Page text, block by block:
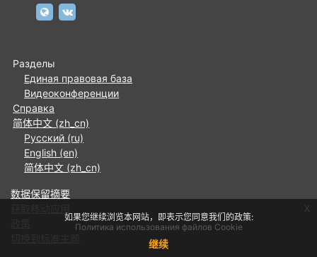
https://www.samgups.ru
Разделы
Единая правовая база
Видеоконференции
Справка
简体中文 ‎(zh_cn)‎
Русский ‎(ru)‎
English ‎(en)‎
简体中文 ‎(zh_cn)‎
‎数据保留摘要‎
如果您继续浏览本网站，即表示您同意我们的政策:
Политика использования файлов Cookie
继续
x